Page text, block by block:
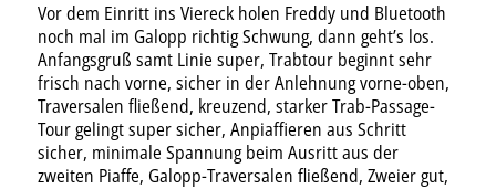
Vor dem Einritt ins Viereck holen Freddy und Bluetooth
noch mal im Galopp richtig Schwung, dann geht’s los.
Anfangsgruß samt Linie super, Trabtour beginnt sehr
frisch nach vorne, sicher in der Anlehnung vorne-oben,
Traversalen fließend, kreuzend, starker Trab-Passage-
Tour gelingt super sicher, Anpiaffieren aus Schritt
sicher, minimale Spannung beim Ausritt aus der
zweiten Piaffe, Galopp-Traversalen fließend, Zweier gut,